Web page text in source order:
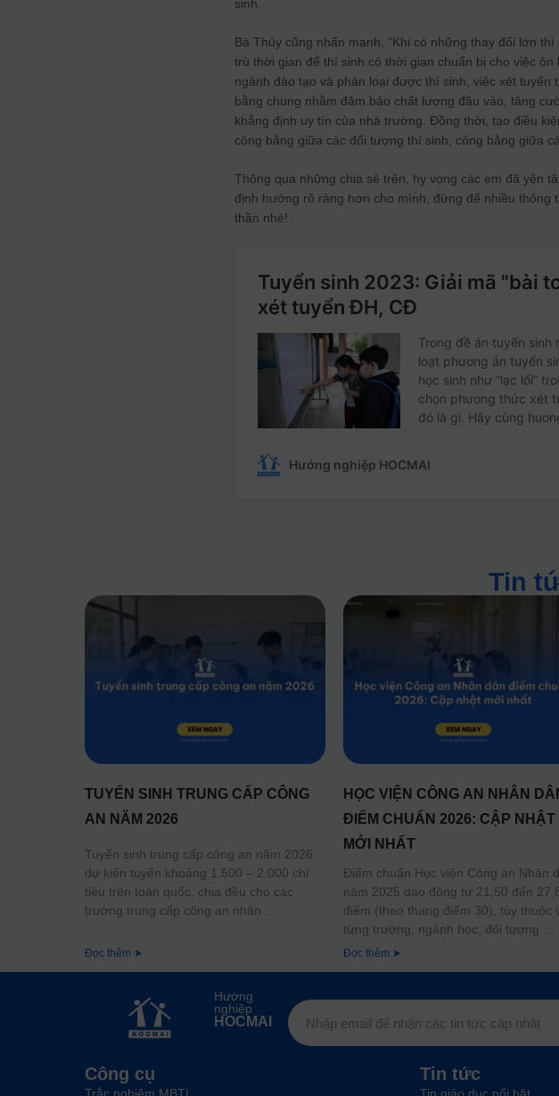
sinh.
Bà Thủy cũng nhấn mạnh, “Khi có những thay đổi lớn
trù thời gian để thí sinh có thời gian chuẩn bị cho việc
ngành đào tạo và phân loại được thí sinh, việc xét
bằng chung nhằm đảm bảo chất lượng đầu vào, tăng
khẳng định uy tín của nhà trường. Đồng thời, tạo điều
công bằng giữa các đối tượng thí sinh, công bằng giữa
Thông qua những chia sẻ trên, hy vọng các em đã yên
định hướng rõ ràng hơn cho mình, đừng để nhiều thông
thần nhé!
Tin
TUYỂN SINH TRUNG CẤP CÔNG
AN NĂM 2026
Tuyển sinh trung cấp công an năm 2026
dự kiến tuyển khoảng 1.500 – 2.000 chỉ
tiêu trên toàn quốc, chia đều cho các
trường trung cấp công an nhân
Đọc thêm ➤
HỌC VIỆN CÔNG AN NHÂN
ĐIỂM CHUẨN 2026: CẬP NHẬT
MỚI NHẤT
Điểm chuẩn Học viện Công an Nhân
năm 2025 dao động từ 21,50 đến
điểm (theo thang điểm 30), tùy thuộc
từng trường, ngành học, đối tượng
Đọc thêm ➤
Hướng
nghiệp
HOCMAI
Công cụ Tin tức